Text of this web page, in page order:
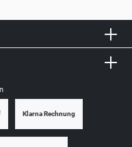
Klarna Rechnung